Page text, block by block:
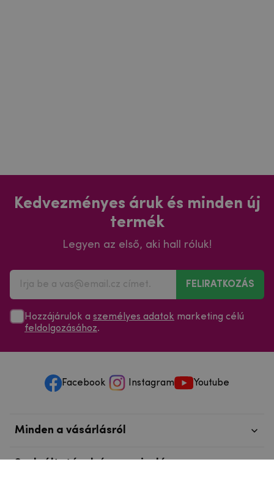
Kedvezményes áruk és minden új
termék
Legyen az első, aki hall róluk!
FELIRATKOZÁS
Hozzájárulok a személyes adatok marketing célú
feldolgozásához.
Facebook Instagram Youtube
Minden a vásárlásról